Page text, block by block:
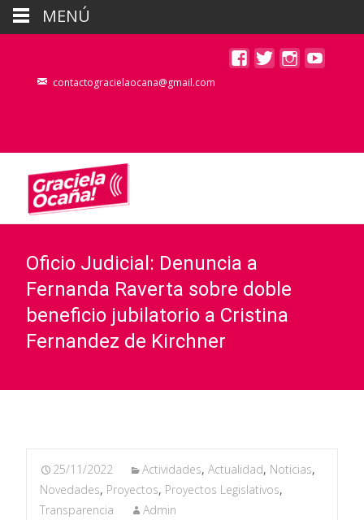
contactogracielaocana@gmail.com
Oficio Judicial: Denuncia a
Fernanda Raverta sobre doble
beneficio jubilatorio a Cristina
Fernandez de Kirchner
25/11/2022 Actividades, Actualidad, Noticias,
Novedades, Proyectos, Proyectos Legislativos,
Transparencia
Admin
MENÚ